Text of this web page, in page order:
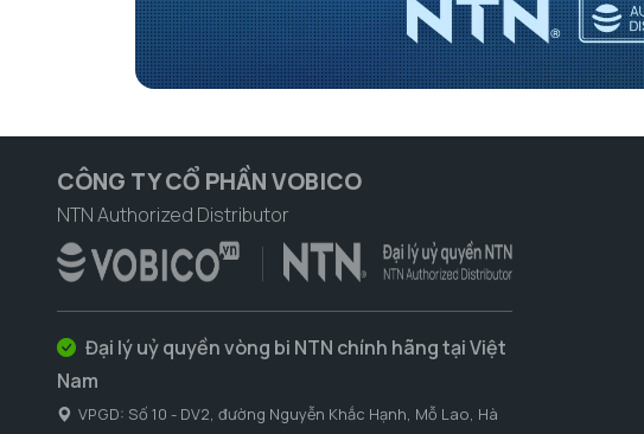
CÔNG TY CỔ PHẦN VOBICO
NTN Authorized Distributor
Đại lý uỷ quyền vòng bi NTN chính hãng tại Việt
Nam
VPGD: Số 10 - DV2, đường Nguyễn Khắc Hạnh, Mỗ Lao, Hà